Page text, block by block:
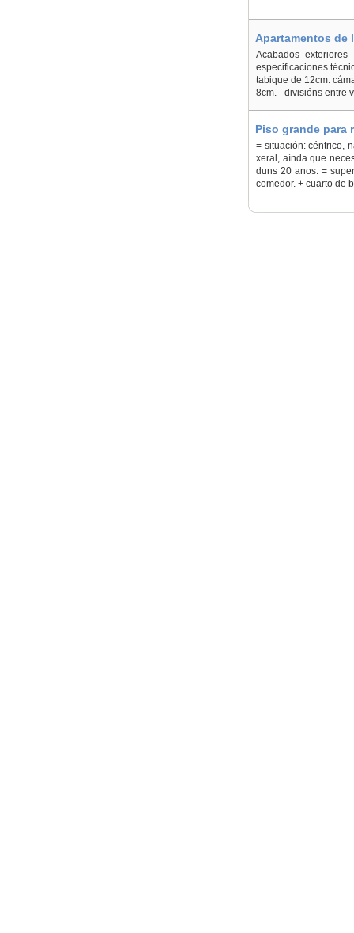
Apartamentos de
Acabados
especificaciones
tabique de 12cm.
8cm. - divisións entre
Piso grande para
Lugo
= situación: céntrico,
xeral, aínda que
duns 20 anos. =
comedor. + cuarto de